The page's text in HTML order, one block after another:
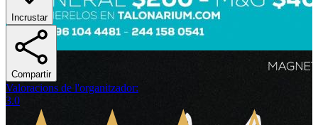
Incrustar
Compartir
Valoracions de l'organitzador:
3.0